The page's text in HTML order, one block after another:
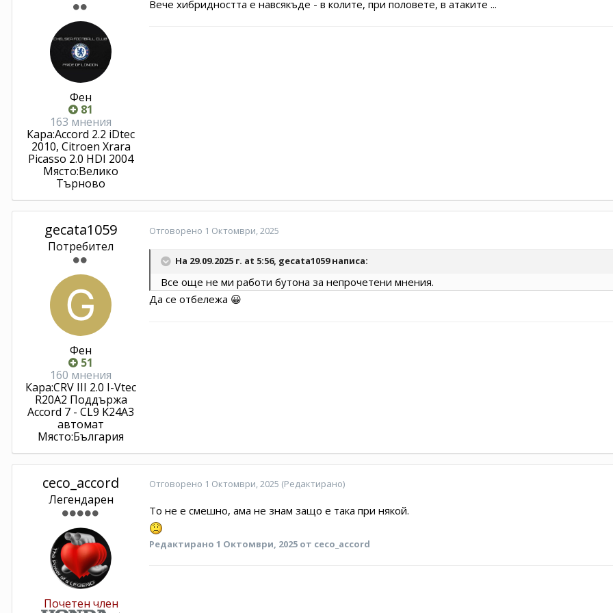
Фен
81
163 мнения
Кара:Accord 2.2 iDtec
2010, Citroen Xrara
Picasso 2.0 HDI 2004
Място:Велико
Търново
Вече хибридността е навсякъде - в колите, при половете, в атаките ...
gecata1059
Потребител
Фен
51
160 мнения
Кара:CRV III 2.0 I-Vtec
R20A2 Поддържа
Accord 7 - CL9 K24A3
автомат
Място:България
Отговорено 1 Октомври, 2025
На 29.09.2025 г. at 5:56, gecata1059написа:
Все още не ми работи бутона за непрочетени мнения.
Да се отбележа 😀
ceco_accord
Легендарен
Почетен член
Отговорено 1 Октомври, 2025 (Редактирано)
То не е смешно, ама не знам защо е така при някой.
Редактирано 1 Октомври, 2025 от ceco_accord